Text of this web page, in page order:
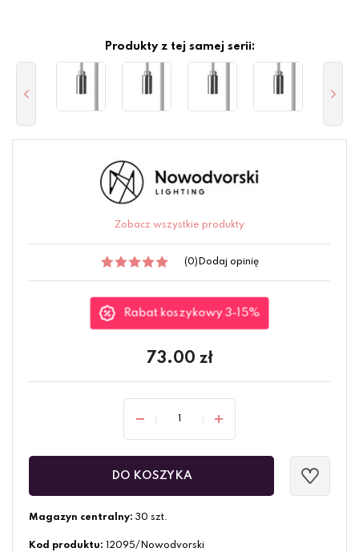
Produkty z tej samej serii:
Zobacz wszystkie produkty
(0) Dodaj opinię
Rabat koszykowy 3-15%
73.00 zł
DO KOSZYKA
Magazyn centralny: 30 szt.
Kod produktu:
12095/Nowodvorski